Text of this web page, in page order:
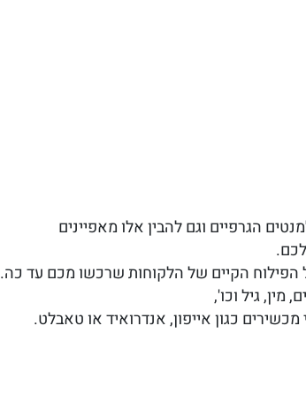
הגרפיים וגם להבין אלו מאפיינים
הקיים של הלקוחות שרכשו מכם עד כה.
מין, גיל וכו',
כגון אייפון, אנדרואיד או טאבלט.